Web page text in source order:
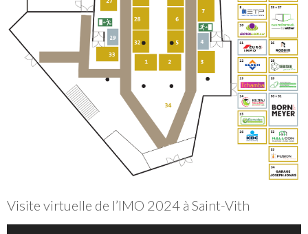
Visite virtuelle de l’IMO 2024 à Saint-Vith